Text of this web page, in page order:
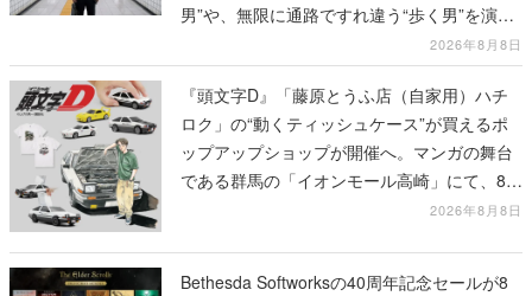
男”や、無限に通路ですれ違う“歩く男”を演じ
2026年8月8日
『頭文字D』「藤原とうふ店（自家用）ハチ
ロク」の“動くティッシュケース”が買えるポ
ップアップショップが開催へ。マンガの舞台
である群馬の「イオンモール高崎」にて、8月
11日から8月20日までの期間限定で開催予定
2026年8月8日
Bethesda Softworksの40周年記念セールが8